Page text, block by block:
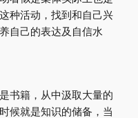
种活动，找到和自己兴
自己的表达及自信水
书籍，从中汲取大量的
候就是知识的储备，当